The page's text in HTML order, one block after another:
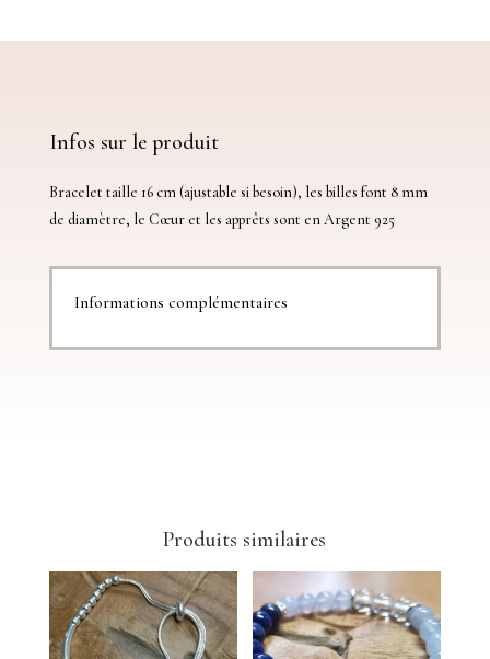
de
et
Argent
Infos sur le produit
Bracelet taille 16 cm (ajustable si besoin), les billes font 8 mm
de diamètre, le Cœur et les apprêts sont en Argent 925
Informations complémentaires
Produits similaires